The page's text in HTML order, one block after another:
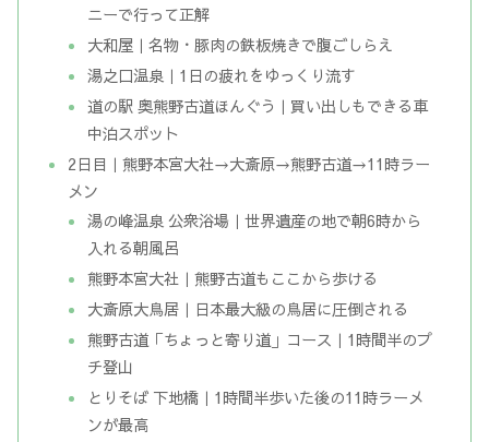
ニーで行って正解
大和屋｜名物・豚肉の鉄板焼きで腹ごしらえ
湯之口温泉｜1日の疲れをゆっくり流す
道の駅 奥熊野古道ほんぐう｜買い出しもできる車
中泊スポット
2日目｜熊野本宮大社→大斎原→熊野古道→11時ラー
メン
湯の峰温泉 公衆浴場｜世界遺産の地で朝6時から
入れる朝風呂
熊野本宮大社｜熊野古道もここから歩ける
大斎原大鳥居｜日本最大級の鳥居に圧倒される
熊野古道「ちょっと寄り道」コース｜1時間半のプ
チ登山
とりそば 下地橋｜1時間半歩いた後の11時ラーメ
ンが最高